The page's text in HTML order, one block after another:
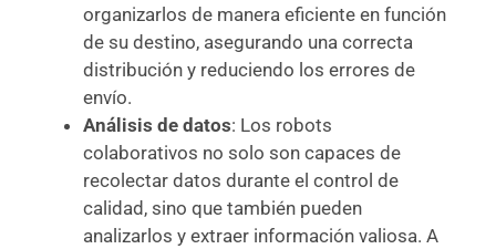
organizarlos de manera eficiente en función
de su destino, asegurando una correcta
distribución y reduciendo los errores de
envío.
Análisis de datos: Los robots
colaborativos no solo son capaces de
recolectar datos durante el control de
calidad, sino que también pueden
analizarlos y extraer información valiosa. A